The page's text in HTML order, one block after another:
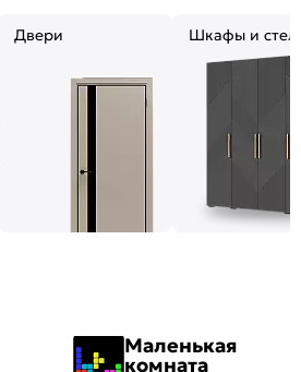
Двери Шкафы и
Маленькая
комната